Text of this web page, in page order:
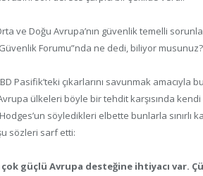
ve Doğu Avrupa’nın güvenlik temelli
Forumu”nda ne dedi, biliyor musunuz?
Pasifik’teki çıkarlarını savunmak
ülkeleri böyle bir tehdit karşısında
söyledikleri elbette bunlarla sınırlı
sözleri sarf etti:
çok güçlü Avrupa desteğine ihtiyacı var.